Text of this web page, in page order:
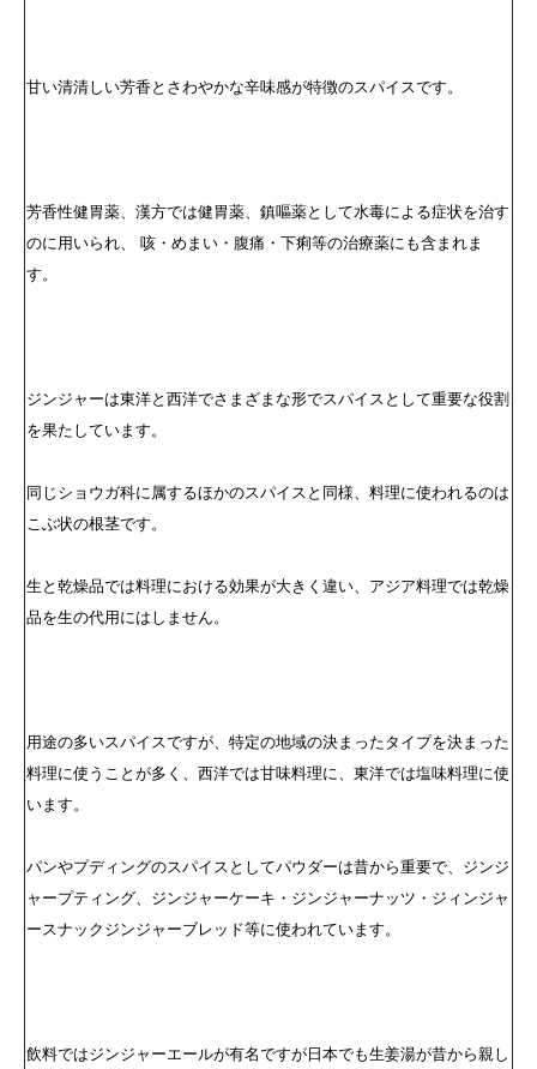
甘い清清しい芳香とさわやかな辛味感が特徴のスパイスです。
芳香性健胃薬、漢方では健胃薬、鎮嘔薬として水毒による症状を治す
のに用いられ、 咳・めまい・腹痛・下痢等の治療薬にも含まれま
す。
ジンジャーは東洋と西洋でさまざまな形でスパイスとして重要な役割
を果たしています。
同じショウガ科に属するほかのスパイスと同様、料理に使われるのは
こぶ状の根茎です。
生と乾燥品では料理における効果が大きく違い、アジア料理では乾燥
品を生の代用にはしません。
用途の多いスパイスですが、特定の地域の決まったタイプを決まった
料理に使うことが多く、西洋では甘味料理に、東洋では塩味料理に使
います。
パンやプディングのスパイスとしてパウダーは昔から重要で、ジンジ
ャープティング、ジンジャーケーキ・ジンジャーナッツ・ジィンジャ
ースナックジンジャーブレッド等に使われています。
飲料ではジンジャーエールが有名ですが日本でも生姜湯が昔から親し